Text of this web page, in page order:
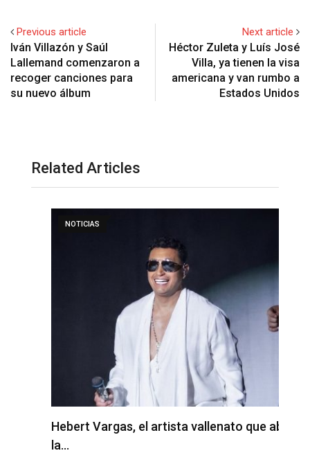
Previous article
Iván Villazón y Saúl
Lallemand comenzaron a
recoger canciones para
su nuevo álbum
Next article
Héctor Zuleta y Luís José
Villa, ya tienen la visa
americana y van rumbo a
Estados Unidos
Related Articles
NOTICIAS
Hebert Vargas, el artista vallenato que abrió